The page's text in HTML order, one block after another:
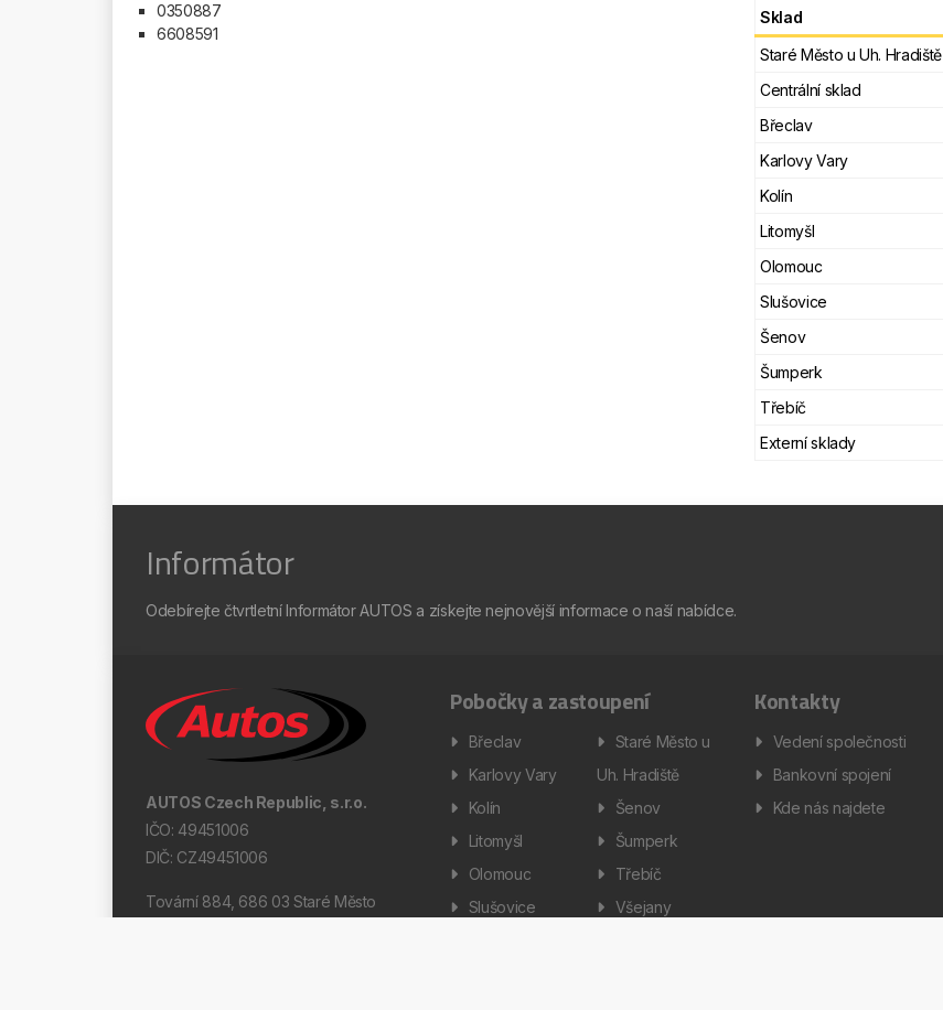
0350887
6608591
Sklad
Staré Město u Uh. Hradiště
Centrální sklad
Břeclav
Karlovy Vary
Kolín
Litomyšl
Olomouc
Slušovice
Šenov
Šumperk
Třebíč
Externí sklady
Informátor
Odebírejte čtvrtletní Informátor AUTOS a získejte nejnovější informace o naší nabídce.
AUTOS Czech Republic, s.r.o.
IČO: 49451006
DIČ: CZ49451006
Tovární 884, 686 03 Staré Město
Pobočky a zastoupení
Břeclav
Karlovy Vary
Kolín
Litomyšl
Olomouc
Slušovice
Staré Město u
Uh. Hradiště
Šenov
Šumperk
Třebíč
Všejany
Kontakty
Vedení společnosti
Bankovní spojení
Kde nás najdete